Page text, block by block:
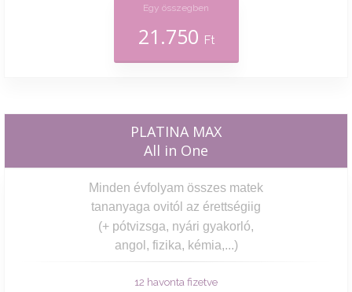
Egy összegben
21.750 Ft
PLATINA MAX
All in One
Minden évfolyam összes matek
tananyaga ovitól az érettségiig
(+ pótvizsga, nyári gyakorló,
angol, fizika, kémia,...)
12 havonta fizetve